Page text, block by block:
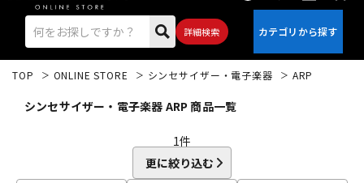
詳細検索
TOP ONLINE STORE シンセサイザー・電子楽器 ARP
シンセサイザー・電子楽器 ARP 商品一覧
1件
更に絞り込む